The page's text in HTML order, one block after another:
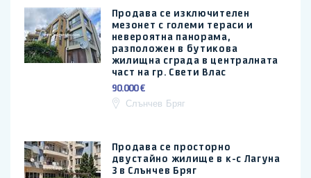
Продава се изключителен
мезонет с големи тераси и
невероятна панорама,
разположен в бутикова
жилищна сграда в централната
част на гр. Свети Влас
90.000 €
Слънчев Бряг
Продава се просторно
двустайно жилище в к-с Лагуна
3 в Слънчев Бряг